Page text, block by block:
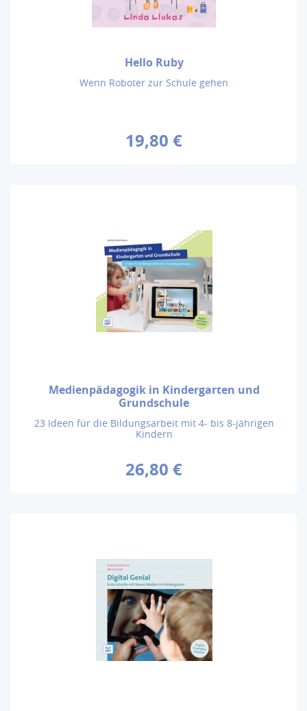
Hello Ruby
Wenn Roboter zur Schule gehen
19,80 €
Medienpädagogik in Kindergarten und
Grundschule
23 Ideen für die Bildungsarbeit mit 4- bis 8-jährigen
Kindern
26,80 €